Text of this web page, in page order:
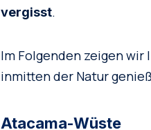
vergisst.
Im Folgenden zeigen wir
inmitten der Natur
Atacama-Wüste